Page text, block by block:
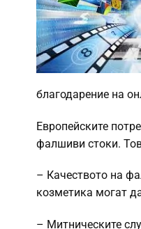
благодарение на
Европейските
фалшиви стоки.
– Качеството на
козметика могат
– Митническите